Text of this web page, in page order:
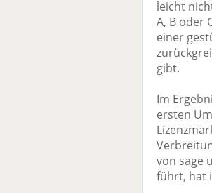
leicht
A, B oder
einer
gibt.
Im
ersten
von sage
führt, hat